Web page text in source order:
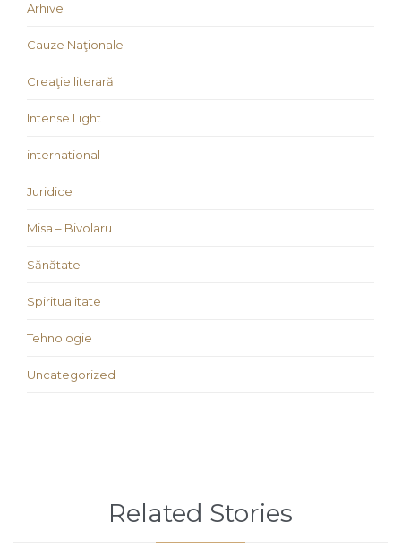
Arhive
Cauze Naţionale
Creaţie literară
Intense Light
international
Juridice
Misa – Bivolaru
Sănătate
Spiritualitate
Tehnologie
Uncategorized
Related Stories